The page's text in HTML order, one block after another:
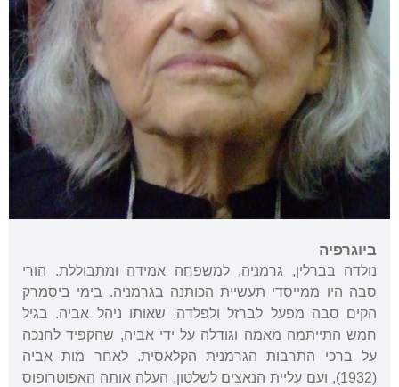
ביוגרפיה
נולדה בברלין, גרמניה, למשפחה אמידה ומתבוללת. הורי
סבה היו ממייסדי תעשיית הכותנה בגרמניה. בימי ביסמרק
הקים סבה מפעל לברזל ולפלדה, שאותו ניהל אביה. בגיל
חמש התייתמה מאמה וגודלה על ידי אביה, שהקפיד לחנכה
על ברכי התרבות הגרמנית הקלאסית. לאחר מות אביה
(1932), ועם עליית הנאצים לשלטון, העלה אותה האפוטרופוס